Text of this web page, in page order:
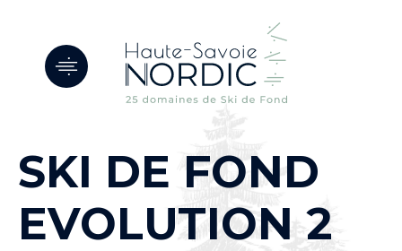
SKI DE FOND
EVOLUTION 2